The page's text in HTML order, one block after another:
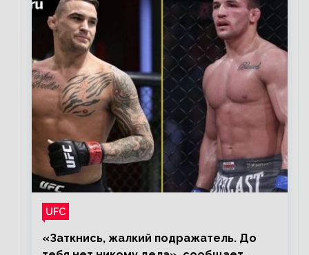
UFC
«Заткнись, жалкий подражатель. До